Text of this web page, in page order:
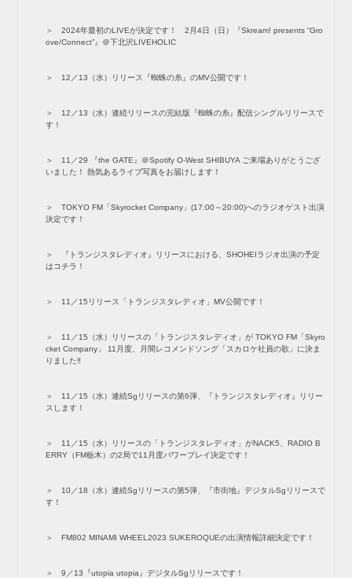
2024年最初のLIVEが決定です！ 2月4日（日）『Skream! presents “Gro
ove/Connect”』＠下北沢LIVEHOLIC
12／13（水）リリース『蜘蛛の糸』のMV公開です！
12／13（水）連続リリースの完結版『蜘蛛の糸』配信シングルリリースで
す！
11／29 『the GATE』＠Spotify O-West SHIBUYA ご来場ありがとうござ
いました！ 熱気あるライブ写真をお届けします！
TOKYO FM「Skyrocket Company」(17:00～20:00)へのラジオゲスト出演
決定です！
『トランジスタレディオ』リリースにおける、SHOHEIラジオ出演の予定
はコチラ！
11／15リリース「トランジスタレディオ」MV公開です！
11／15（水）リリースの「トランジスタレディオ」が TOKYO FM「Skyro
cket Company」 11月度、月間レコメンドソング「スカロケ社員の歌」に決ま
りました‼️
11／15（水）連続Sgリリースの第6弾、『トランジスタレディオ』リリー
スします！
11／15（水）リリースの「トランジスタレディオ」がNACK5、RADIO B
ERRY（FM栃木）の2局で11月度パワープレイ決定です！
10／18（水）連続Sgリリースの第5弾、『市街地』デジタルSgリリースで
す！
FM802 MINAMI WHEEL2023 SUKEROQUEの出演情報詳細決定です！
9／13『utopia utopia』デジタルSgリリースです！